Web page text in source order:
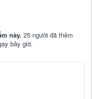
này. 25 người đã thêm
bây giờ.